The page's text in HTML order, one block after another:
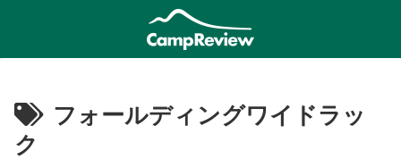
フォールディングワイドラッ
ク